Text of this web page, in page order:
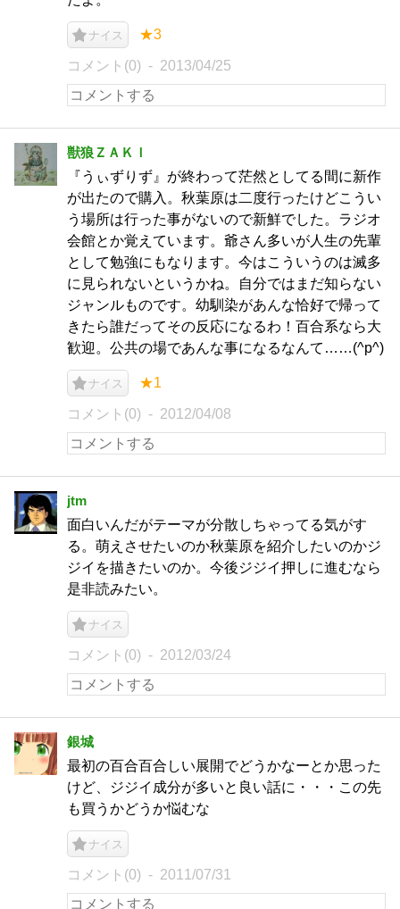
ナイス ★3
コメント(0) 2013/04/25
獣狼ＺＡＫＩ
『うぃずりず』が終わって茫然としてる間に新作
が出たので購入。秋葉原は二度行ったけどこうい
う場所は行った事がないので新鮮でした。ラジオ
会館とか覚えています。爺さん多いが人生の先輩
として勉強にもなります。今はこういうのは滅多
に見られないというかね。自分ではまだ知らない
ジャンルものです。幼馴染があんな恰好で帰って
きたら誰だってその反応になるわ！百合系なら大
歓迎。公共の場であんな事になるなんて……(^p^)
ナイス ★1
コメント(0) 2012/04/08
jtm
面白いんだがテーマが分散しちゃってる気がす
る。萌えさせたいのか秋葉原を紹介したいのかジ
ジイを描きたいのか。今後ジジイ押しに進むなら
是非読みたい。
ナイス
コメント(0) 2012/03/24
銀城
最初の百合百合しい展開でどうかなーとか思った
けど、ジジイ成分が多いと良い話に・・・この先
も買うかどうか悩むな
ナイス
コメント(0) 2011/07/31